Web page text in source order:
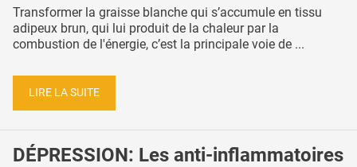
Transformer la graisse blanche qui s’accumule en tissu
adipeux brun, qui lui produit de la chaleur par la
combustion de l'énergie, c’est la principale voie de ...
LIRE LA SUITE
DÉPRESSION: Les anti-inflammatoires